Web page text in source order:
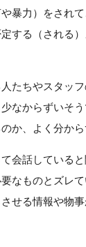
暴力）をされ
する（される
たちやスタッ
なからずいそ
か、よく分から
会話している
なものとズレ
せる情報や物